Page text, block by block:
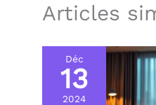
Articles
Déc
13
2024